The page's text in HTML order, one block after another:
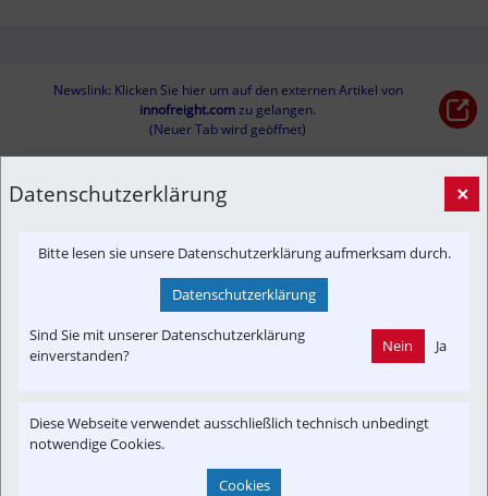
Newslink: Klicken Sie hier um auf den externen Artikel von
innofreight.com zu gelangen.
(Neuer Tab wird geöffnet)
Interessensgruppen
Branchenbeitrag
Newslink
Presseaussendung Time-Event
Datenschutzerklärung ×
Bitte lesen sie unsere Datenschutzerklärung aufmerksam durch.
Datenschutzerklärung
Sind Sie mit unserer Datenschutzerklärung
einverstanden?
Nein Ja
Diese Webseite verwendet ausschließlich technisch unbedingt
notwendige Cookies.
Cookies